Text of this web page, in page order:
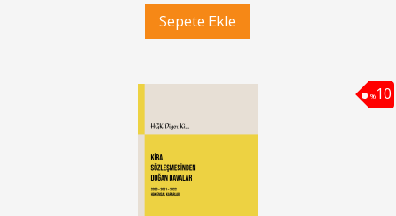
Sepete Ekle
%10